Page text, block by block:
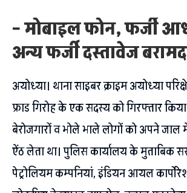
– मोबाइल फोन, फर्जी
अन्य फर्जी दस्तावेज बरामद
अयोध्या। थाना साइबर क्राइम अयोध्या
फ्राड गिरोह के एक सदस्य को गिरफ्तार
बेरोजगारों व भोले भाले लोगों को अपने
ऐंठ लेता था। पुलिस कार्यालय के मुताबिक
पेट्रोलियम कम्पनियां, इंडियन आयल